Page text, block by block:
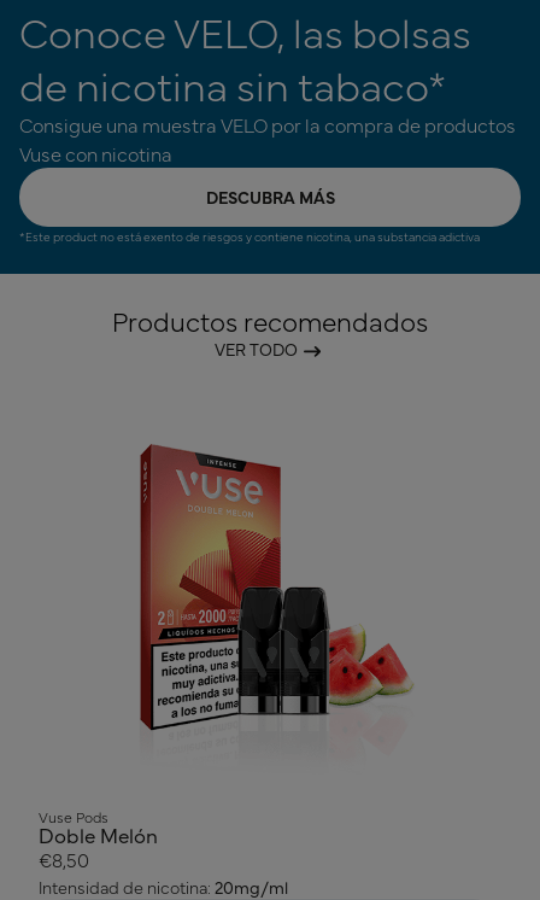
Conoce VELO, las bolsas
de nicotina sin tabaco*
Consigue una muestra VELO por la compra de productos
Vuse con nicotina
DESCUBRA MÁS
*Este product no está exento de riesgos y contiene nicotina, una substancia adictiva
Productos recomendados​
VER TODO
Vuse Pods
Doble Melón
€8,50
Intensidad de nicotina: 20mg/ml